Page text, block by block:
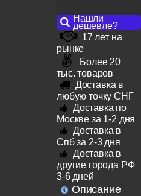
Нашли
дешевле?
17 лет на
рынке
Более 20
тыс. товаров
Доставка в
любую точку СНГ
Доставка по
Москве за 1-2 дня
Доставка в
Спб за 2-3 дня
Доставка в
другие города РФ
3-6 дней
Описание